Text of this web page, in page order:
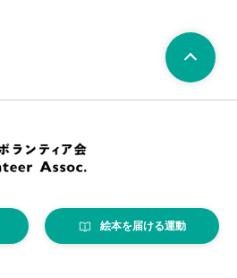
絵本を届ける運動